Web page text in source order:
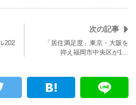
202
次の記事
「居住満足度」東京・大阪を
抑え福岡市中央区が1…